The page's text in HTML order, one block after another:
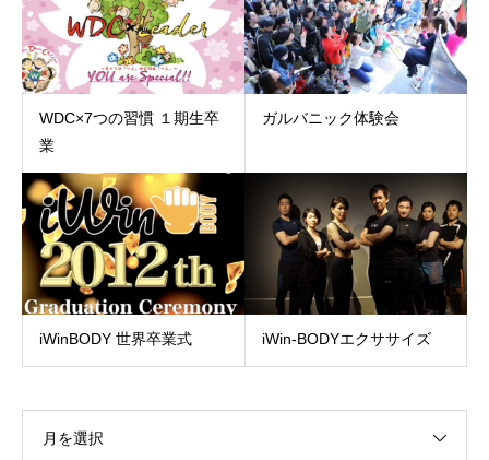
WDC×7つの習慣 １期生卒
業
ガルバニック体験会
iWinBODY 世界卒業式 iWin-BODYエクササイズ
月を選択